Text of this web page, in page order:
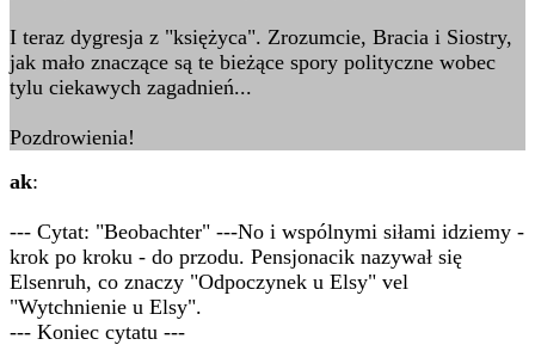
I teraz dygresja z "księżyca". Zrozumcie, Bracia i Siostry,
jak mało znaczące są te bieżące spory polityczne wobec
tylu ciekawych zagadnień...
Pozdrowienia!
ak:
--- Cytat: "Beobachter" ---No i wspólnymi siłami idziemy -
krok po kroku - do przodu. Pensjonacik nazywał się
Elsenruh, co znaczy "Odpoczynek u Elsy" vel
"Wytchnienie u Elsy".
--- Koniec cytatu ---